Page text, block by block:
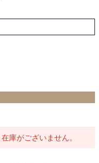
庫がございません。